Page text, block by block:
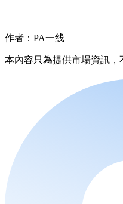
作者：PA一线
本內容只為提供市場資訊，